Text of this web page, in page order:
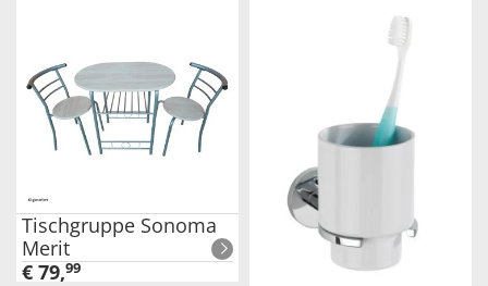
Tischgruppe Sonoma
Merit
€ 79,99